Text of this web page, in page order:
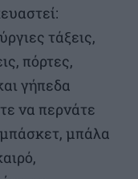
τάξεις,
πόρτες,
γήπεδα
να περνάτε
μπάσκετ, μπάλα